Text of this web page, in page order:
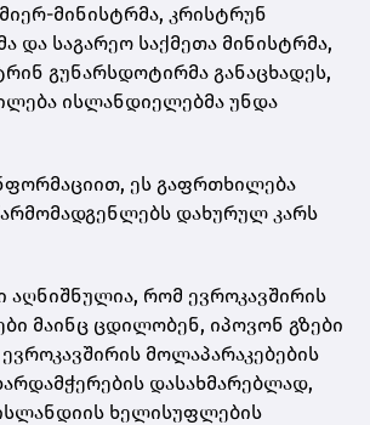
მინისტრმა, კრისტრუნ
და საგარეო საქმეთა მინისტრმა,
გუნარსდოტირმა განაცხადეს,
ისლანდიელებმა უნდა
ეს გაფრთხილება
დახურულ კარს
აღნიშნულია, რომ ევროკავშირის
მაინც ცდილობენ, იპოვონ გზები
მოლაპარაკებების
დასახმარებლად,
ხელისუფლების